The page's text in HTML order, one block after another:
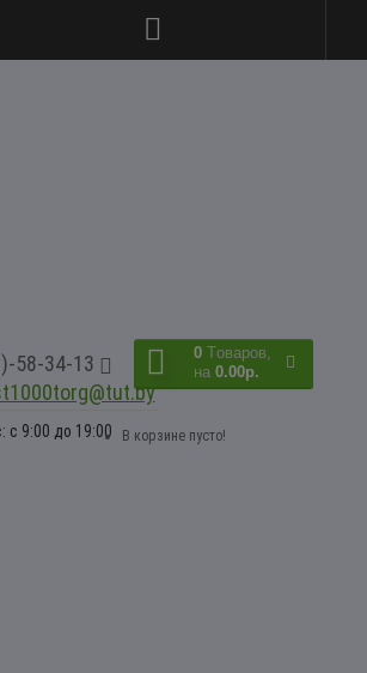
58-34-13
с 9:00 до 19:00
0 Tоваров,
на0.00р.
В корзине пусто!